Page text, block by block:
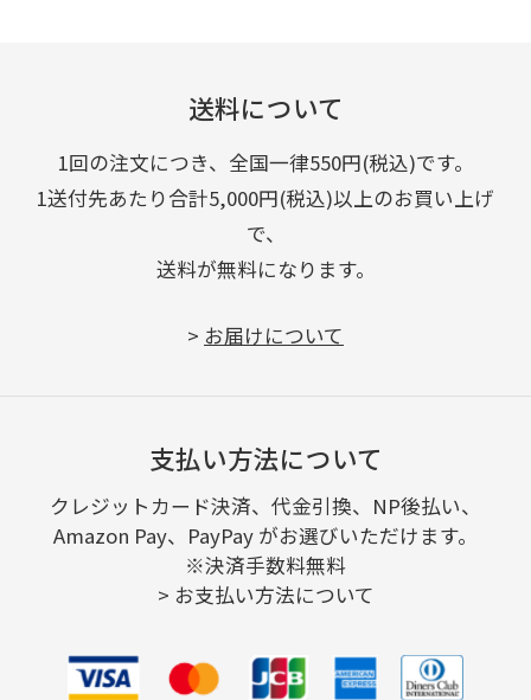
送料について
1回の注文につき、全国一律550円(税込)です。
1送付先あたり合計5,000円(税込)以上のお買い上げ
で、
送料が無料になります。
> お届けについて
支払い方法について
クレジットカード決済、代金引換、NP後払い、
Amazon Pay、PayPay がお選びいただけます。
※決済手数料無料
> お支払い方法について